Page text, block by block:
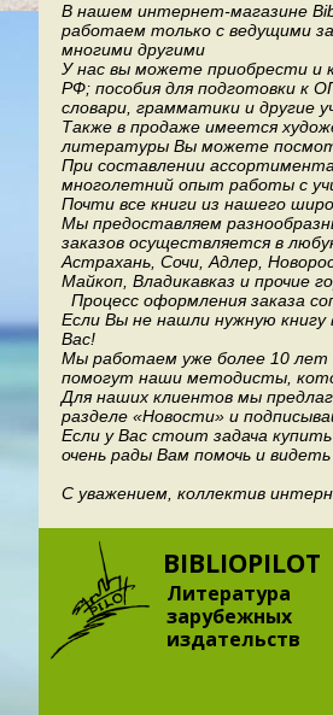
В нашем интернет-магазине
работаем только с ведущими
многими другими
У нас вы можете приобрести и
РФ; пособия для подготовки к
словари, грамматики и другие
Также в продаже имеется
литературы Вы можете
При составлении
многолетний опыт работы с
Почти все книги из нашего
Мы предоставляем
заказов осуществляется в
Астрахань, Сочи, Адлер,
Майкоп, Владикавказ и прочие
Процесс оформления заказа
Если Вы не нашли нужную
Вас!
Мы работаем уже более 10 лет
помогут наши методисты,
Для наших клиентов мы
разделе «Новости» и
Если у Вас стоит задача
очень рады Вам помочь и
С уважением, коллектив
BIBLIOPILOT
Литература
зарубежных
издательств